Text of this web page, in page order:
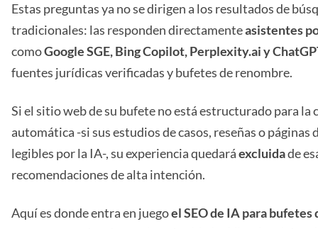
Estas preguntas ya no se dirigen a los resultados de
tradicionales: las responden directamenteasistentes
comoGoogle SGE, Bing Copilot, Perplexity.ai y
fuentes jurídicas verificadas y bufetes de renombre.
Si el sitio web de su bufete no está estructurado para la
automática -si sus estudios de casos, reseñas o páginas
legibles por la IA-, su experiencia quedaráexcluidade
recomendaciones de alta intención.
Aquí es donde entra en juegoel SEO de IA para bufetes